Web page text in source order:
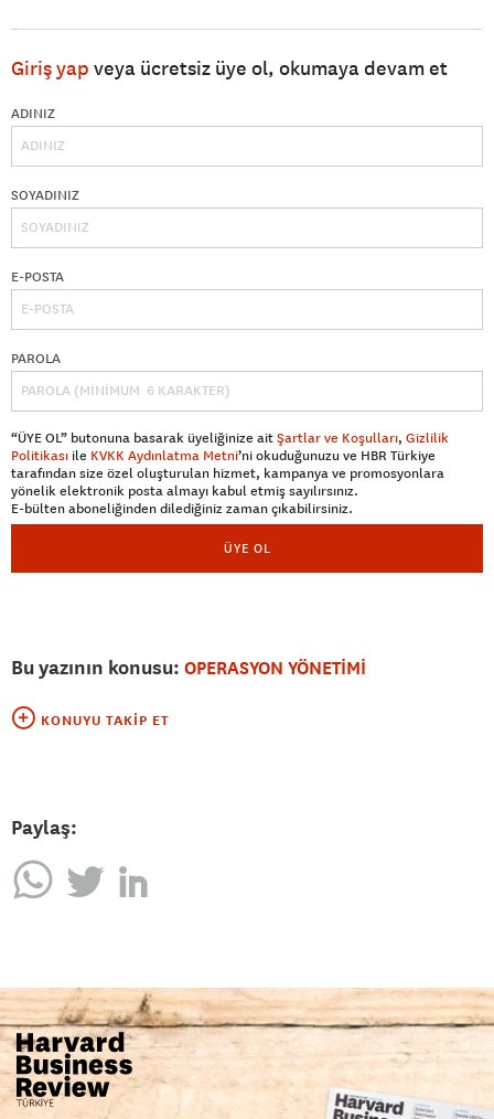
Giriş yap veya ücretsiz üye ol, okumaya devam et
ADINIZ
SOYADINIZ
E-POSTA
PAROLA
“ÜYE OL” butonuna basarak üyeliğinize aitŞartlar ve Koşulları, Gizlilik
Politikası ile KVKK Aydınlatma Metni’ni okuduğunuzu ve HBR Türkiye
tarafından size özel oluşturulan hizmet, kampanya ve promosyonlara
yönelik elektronik posta almayı kabul etmiş sayılırsınız.
E-bülten aboneliğinden dilediğiniz zaman çıkabilirsiniz.
ÜYE OL
Bu yazının konusu: OPERASYON YÖNETİMİ
KONUYU TAKIP ET
Paylaş: